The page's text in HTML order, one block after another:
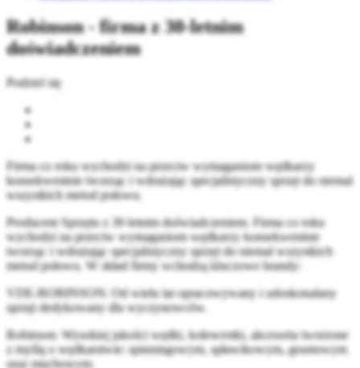
Robinson - firma z 30-letnim
doświadczeniem
Podziel się
Firma co roku wychodzi na przeciw wymaganiom wędkarzy
konsekwentnie tworząc i wdrażając specjalistyczny sprzęt do niemal
wszystkich metod połowu.
Producent Sprzętu z 30 letnim doświadczeniem. Firma co roku
wychodzi na przeciw wymaganiom wędkarzy konsekwentnie
tworząc i wdrażając specjalistyczny sprzęt do niemal wszystkich
metod połowu. W skład firmy wchodzą kluczowe brandy:
VDE-ROBINSON: Od wielu lat opracowywany i udoskonalany
sprzęt dedykowany dla wyczynowców.
Robinson: Wysokiej jakości wędki, kołowrotki, akcesoria tworzone
z myślą o wędkarstwie: spinningowym, spławikowym, gruntowym
oraz muchowym.